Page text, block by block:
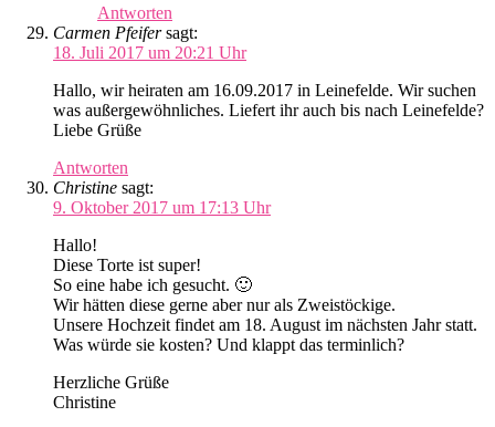
Antworten
Carmen Pfeifer sagt:
18. Juli 2017 um 20:21 Uhr
Hallo, wir heiraten am 16.09.2017 in Leinefelde. Wir suchen
was außergewöhnliches. Liefert ihr auch bis nach Leinefelde?
Liebe Grüße
Antworten
Christine sagt:
9. Oktober 2017 um 17:13 Uhr
Hallo!
Diese Torte ist super!
So eine habe ich gesucht. 🙂
Wir hätten diese gerne aber nur als Zweistöckige.
Unsere Hochzeit findet am 18. August im nächsten Jahr statt.
Was würde sie kosten? Und klappt das terminlich?
Herzliche Grüße
Christine